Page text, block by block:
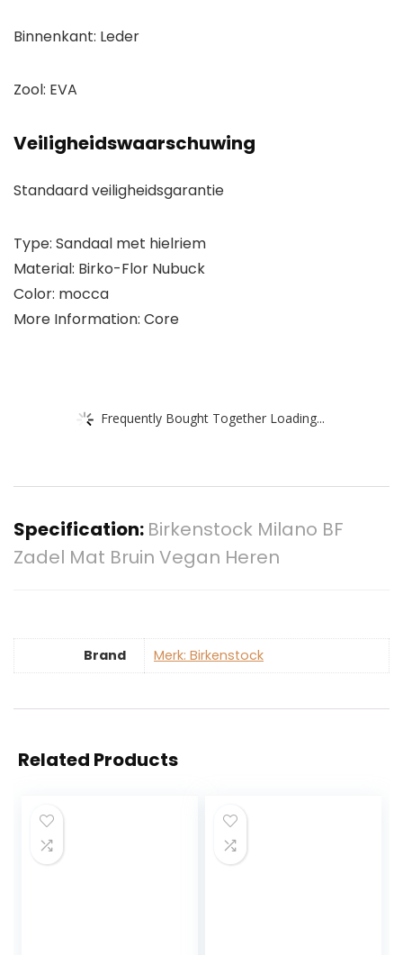
Binnenkant: Leder
Zool: EVA
Veiligheidswaarschuwing
Standaard veiligheidsgarantie
Type: Sandaal met hielriem
Material: Birko-Flor Nubuck
Color: mocca
More Information: Core
Frequently Bought Together Loading...
Specification: Birkenstock Milano BF
Zadel Mat Bruin Vegan Heren
Brand Merk: Birkenstock
Related Products